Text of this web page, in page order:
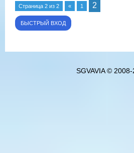
Страница 2 из 2 « 1 2
SGVAVIA ©